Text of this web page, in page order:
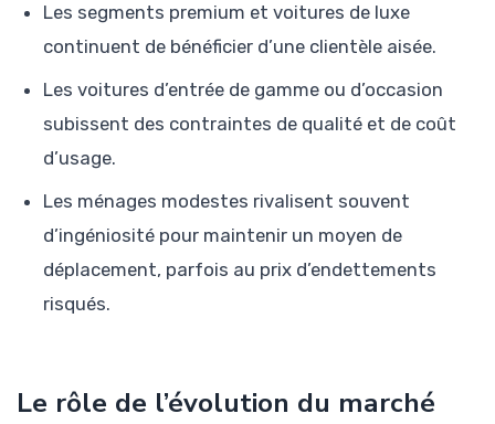
Les segments premium et voitures de luxe
continuent de bénéficier d’une clientèle aisée.
Les voitures d’entrée de gamme ou d’occasion
subissent des contraintes de qualité et de coût
d’usage.
Les ménages modestes rivalisent souvent
d’ingéniosité pour maintenir un moyen de
déplacement, parfois au prix d’endettements
risqués.
Le rôle de l’évolution du marché